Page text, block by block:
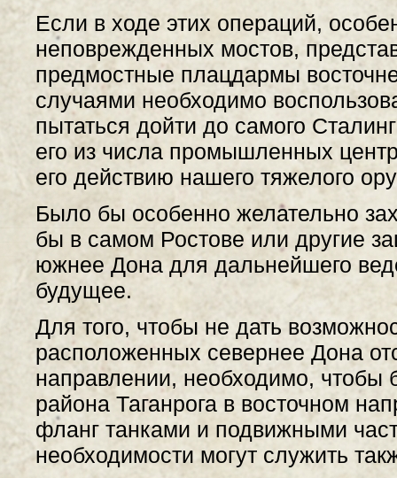
Если в ходе этих операций,
неповрежденных мостов,
предмостные плацдармы
случаями необходимо
пытаться дойти до самого
его из числа промышленных
его действию нашего тяжелого
Было бы особенно желательно
бы в самом Ростове или другие
южнее Дона для дальнейшего
будущее.
Для того, чтобы не дать
расположенных севернее Дона
направлении, необходимо, чтобы
района Таганрога в восточном
фланг танками и подвижными
необходимости могут служить